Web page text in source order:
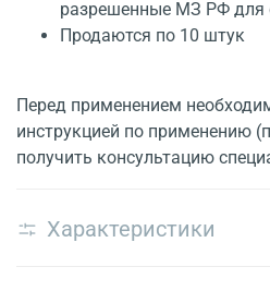
разрешенные МЗ РФ для
Продаются по 10 штук
Перед применением
инструкцией по применению
получить консультацию
Характеристики